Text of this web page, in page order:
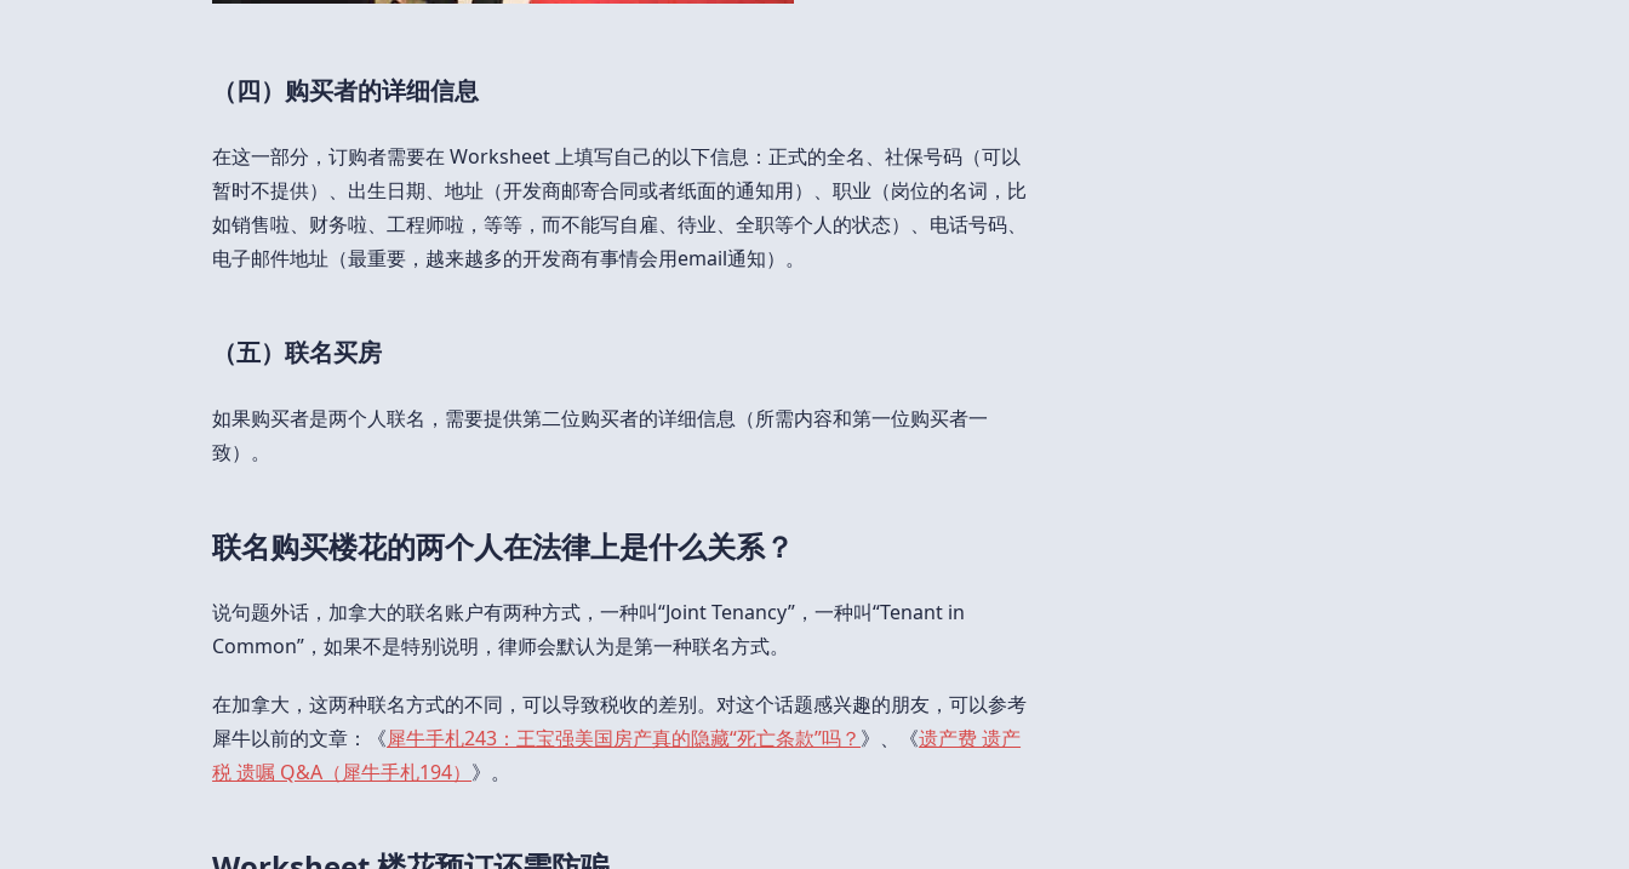
（四）购买者的详细信息
在这一部分，订购者需要在 Worksheet 上填写自己的以下信息：正式的全名、社保号码（可以
暂时不提供）、出生日期、地址（开发商邮寄合同或者纸面的通知用）、职业（岗位的名词，比
如销售啦、财务啦、工程师啦，等等，而不能写自雇、待业、全职等个人的状态）、电话号码、
电子邮件地址（最重要，越来越多的开发商有事情会用email通知）。
（五）联名买房
如果购买者是两个人联名，需要提供第二位购买者的详细信息（所需内容和第一位购买者一
致）。
联名购买楼花的两个人在法律上是什么关系？
说句题外话，加拿大的联名账户有两种方式，一种叫“Joint Tenancy”，一种叫“Tenant in
Common”，如果不是特别说明，律师会默认为是第一种联名方式。
在加拿大，这两种联名方式的不同，可以导致税收的差别。对这个话题感兴趣的朋友，可以参考
犀牛以前的文章：《犀牛手札243：王宝强美国房产真的隐藏“死亡条款”吗？ 》、《遗产费 遗产
税 遗嘱 Q&A（犀牛手札194） 》。